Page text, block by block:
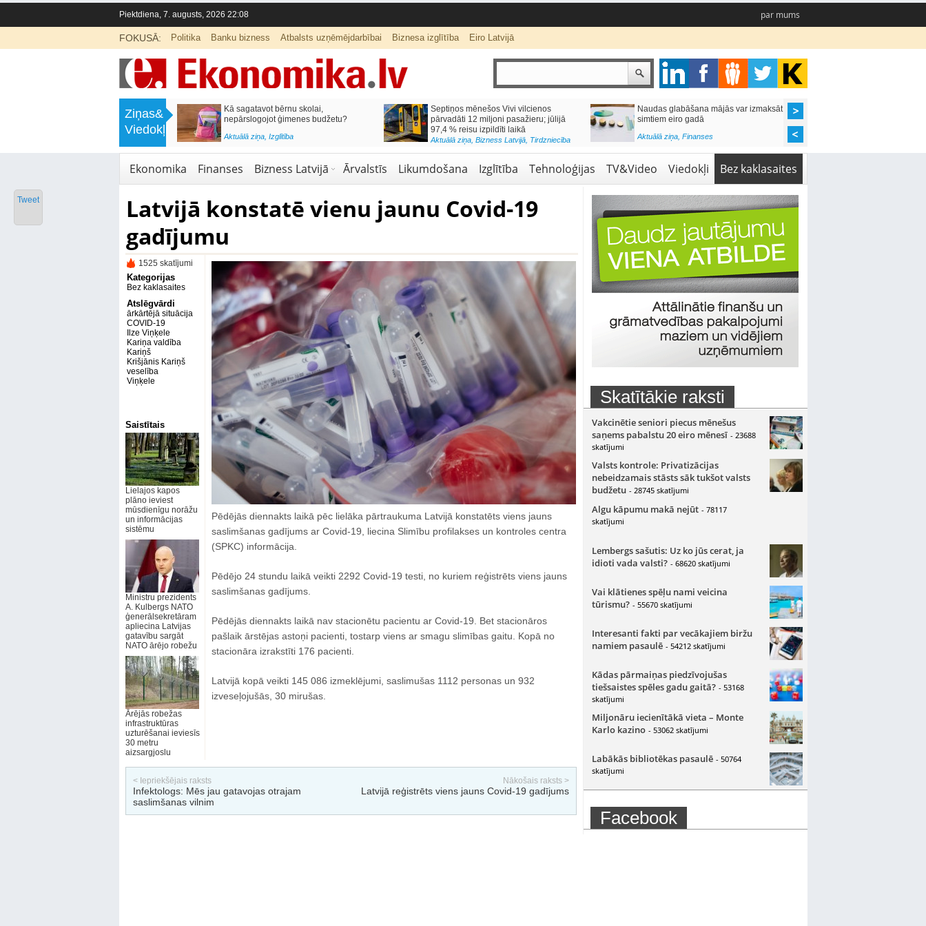
Piektdiena, 7. augusts, 2026 22:08 par mums
FOKUSĀ: Politika Banku bizness Atbalsts uzņēmējdarbībai Biznesa izglītība Eiro Latvijā
Ziņas&
Viedokļi
Labklājības ministrija rosina reformēt
un būtiski uzlabot vecāku pabalstu
Kā sagatavot bērnu skolai,
nepārslogojot ģimenes budžetu?
Aktuālā ziņa, Izglītība
Septiņos mēnešos Vivi vilcienos
pārvadāti 12 miljoni pasažieru; jūlijā
97,4 % reisu izpildīti laikā
Aktuālā ziņa, Bizness Latvijā, Tirdzniecība
Naudas glabāšana mājās var izmaksāt
simtiem eiro gadā
Aktuālā ziņa, Finanses
Ekonomika Finanses Bizness Latvijā Ārvalstīs Likumdošana Izglītība Tehnoloģijas TV&Video Viedokļi Bez kaklasaites
Latvijā konstatē vienu jaunu Covid-19
gadījumu
1525 skatījumi
Kategorijas
Bez kaklasaites
Atslēgvārdi
ārkārtējā situācija
COVID-19
Ilze Viņķele
Kariņa valdība
Kariņš
Krišjānis Kariņš
veselība
Viņķele
Saistītais
Lielajos kapos
plāno ieviest
mūsdienīgu norāžu
un informācijas
sistēmu
Ministru prezidents
A. Kulbergs NATO
ģenerālsekretāram
apliecina Latvijas
gatavību sargāt
NATO ārējo robežu
Ārējās robežas
infrastruktūras
uzturēšanai ieviesīs
30 metru
aizsargjoslu
Pēdējās diennakts laikā pēc lielāka pārtraukuma Latvijā konstatēts viens jauns
saslimšanas gadījums ar Covid-19, liecina Slimību profilakses un kontroles centra
(SPKC) informācija.
Pēdējo 24 stundu laikā veikti 2292 Covid-19 testi, no kuriem reģistrēts viens jauns
saslimšanas gadījums.
Pēdējās diennakts laikā nav stacionētu pacientu ar Covid-19. Bet stacionāros
pašlaik ārstējas astoņi pacienti, tostarp viens ar smagu slimības gaitu. Kopā no
stacionāra izrakstīti 176 pacienti.
Latvijā kopā veikti 145 086 izmeklējumi, saslimušas 1112 personas un 932
izveseļojušās, 30 mirušas.
< Iepriekšējais raksts
Infektologs: Mēs jau gatavojas otrajam
saslimšanas vilnim
Nākošais raksts >
Latvijā reģistrēts viens jauns Covid-19 gadījums
Skatītākie raksti
Vakcinētie seniori piecus mēnešus
saņems pabalstu 20 eiro mēnesī - 23688
skatījumi
Valsts kontrole: Privatizācijas
nebeidzamais stāsts sāk tukšot valsts
budžetu - 28745 skatījumi
Algu kāpumu makā nejūt - 78117
skatījumi
Lembergs sašutis: Uz ko jūs cerat, ja
idioti vada valsti? - 68620 skatījumi
Vai klātienes spēļu nami veicina
tūrismu? - 55670 skatījumi
Interesanti fakti par vecākajiem biržu
namiem pasaulē - 54212 skatījumi
Kādas pārmaiņas piedzīvojušas
tiešsaistes spēles gadu gaitā? - 53168
skatījumi
Miljonāru iecienītākā vieta – Monte
Karlo kazino - 53062 skatījumi
Labākās bibliotēkas pasaulē - 50764
skatījumi
Facebook
Tweet